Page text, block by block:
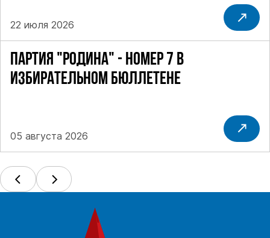
ПАРТИЯ "РОДИНА" - НОМЕР 7 В
ИЗБИРАТЕЛЬНОМ БЮЛЛЕТЕНЕ
05 августа 2026
22 июля 2026